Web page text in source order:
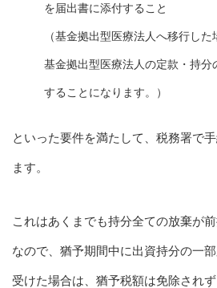
を届出書に添付すること
（基金拠出型医療法人へ移行した
基金拠出型医療法人の定款・持
することになります。）
といった要件を満たして、税務署で
ます。
これはあくまでも持分全ての放棄が前
なので、猶予期間中に出資持分の一
受けた場合は、猶予税額は免除され